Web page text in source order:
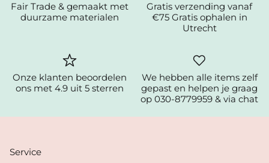
Fair Trade & gemaakt met
duurzame materialen
Gratis verzending vanaf
€75 Gratis ophalen in
Utrecht
Onze klanten beoordelen
ons met 4.9 uit 5 sterren
We hebben alle items zelf
gepast en helpen je graag
op 030-8779959 & via chat
Service